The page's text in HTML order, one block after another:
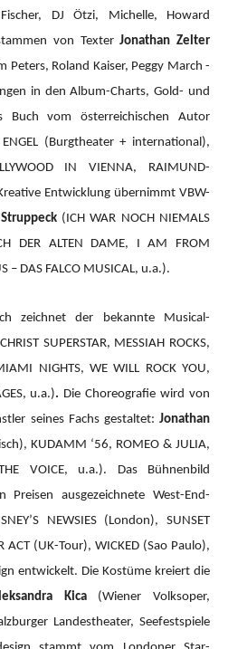
DJ Ötzi, Michelle, Howard
von TexterJonathan Zelter
Peters, Roland Kaiser, Peggy March -
in den Album-Charts, Gold- und
Buch vom österreichischen Autor
(Burgtheater + international),
IN VIENNA, RAIMUND-
Entwicklung übernimmt VBW-
(ICH WAR NOCH NIEMALS
DER ALTEN DAME, I AM FROM
– DAS FALCO MUSICAL, u.a.).
zeichnet der bekannte Musical-
SUPERSTAR, MESSIAH ROCKS,
NIGHTS, WE WILL ROCK YOU,
u.a.). Die Choreografie wird von
seines Fachs gestaltet: Jonathan
KUDAMM ‘56, ROMEO & JULIA,
THE VOICE, u.a.). Das Bühnenbild
ausgezeichnete West-End-
NEWSIES (London), SUNSET
ACT (UK-Tour), WICKED (Sao Paulo),
entwickelt. Die Kostüme kreiert die
Kica(Wiener Volksoper,
Landestheater, Seefestspiele